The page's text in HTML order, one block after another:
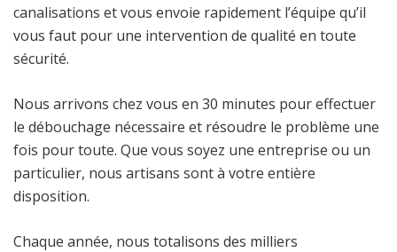
canalisations et vous envoie rapidement l’équipe qu’il
vous faut pour une intervention de qualité en toute
sécurité.
Nous arrivons chez vous en 30 minutes pour effectuer
le débouchage nécessaire et résoudre le problème une
fois pour toute. Que vous soyez une entreprise ou un
particulier, nous artisans sont à votre entière
disposition.
Chaque année, nous totalisons des milliers